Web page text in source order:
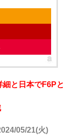
と日本でF6Pと
05/21(火)